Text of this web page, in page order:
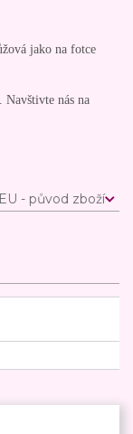
jako na fotce
Navštivte nás na
- původ zboží